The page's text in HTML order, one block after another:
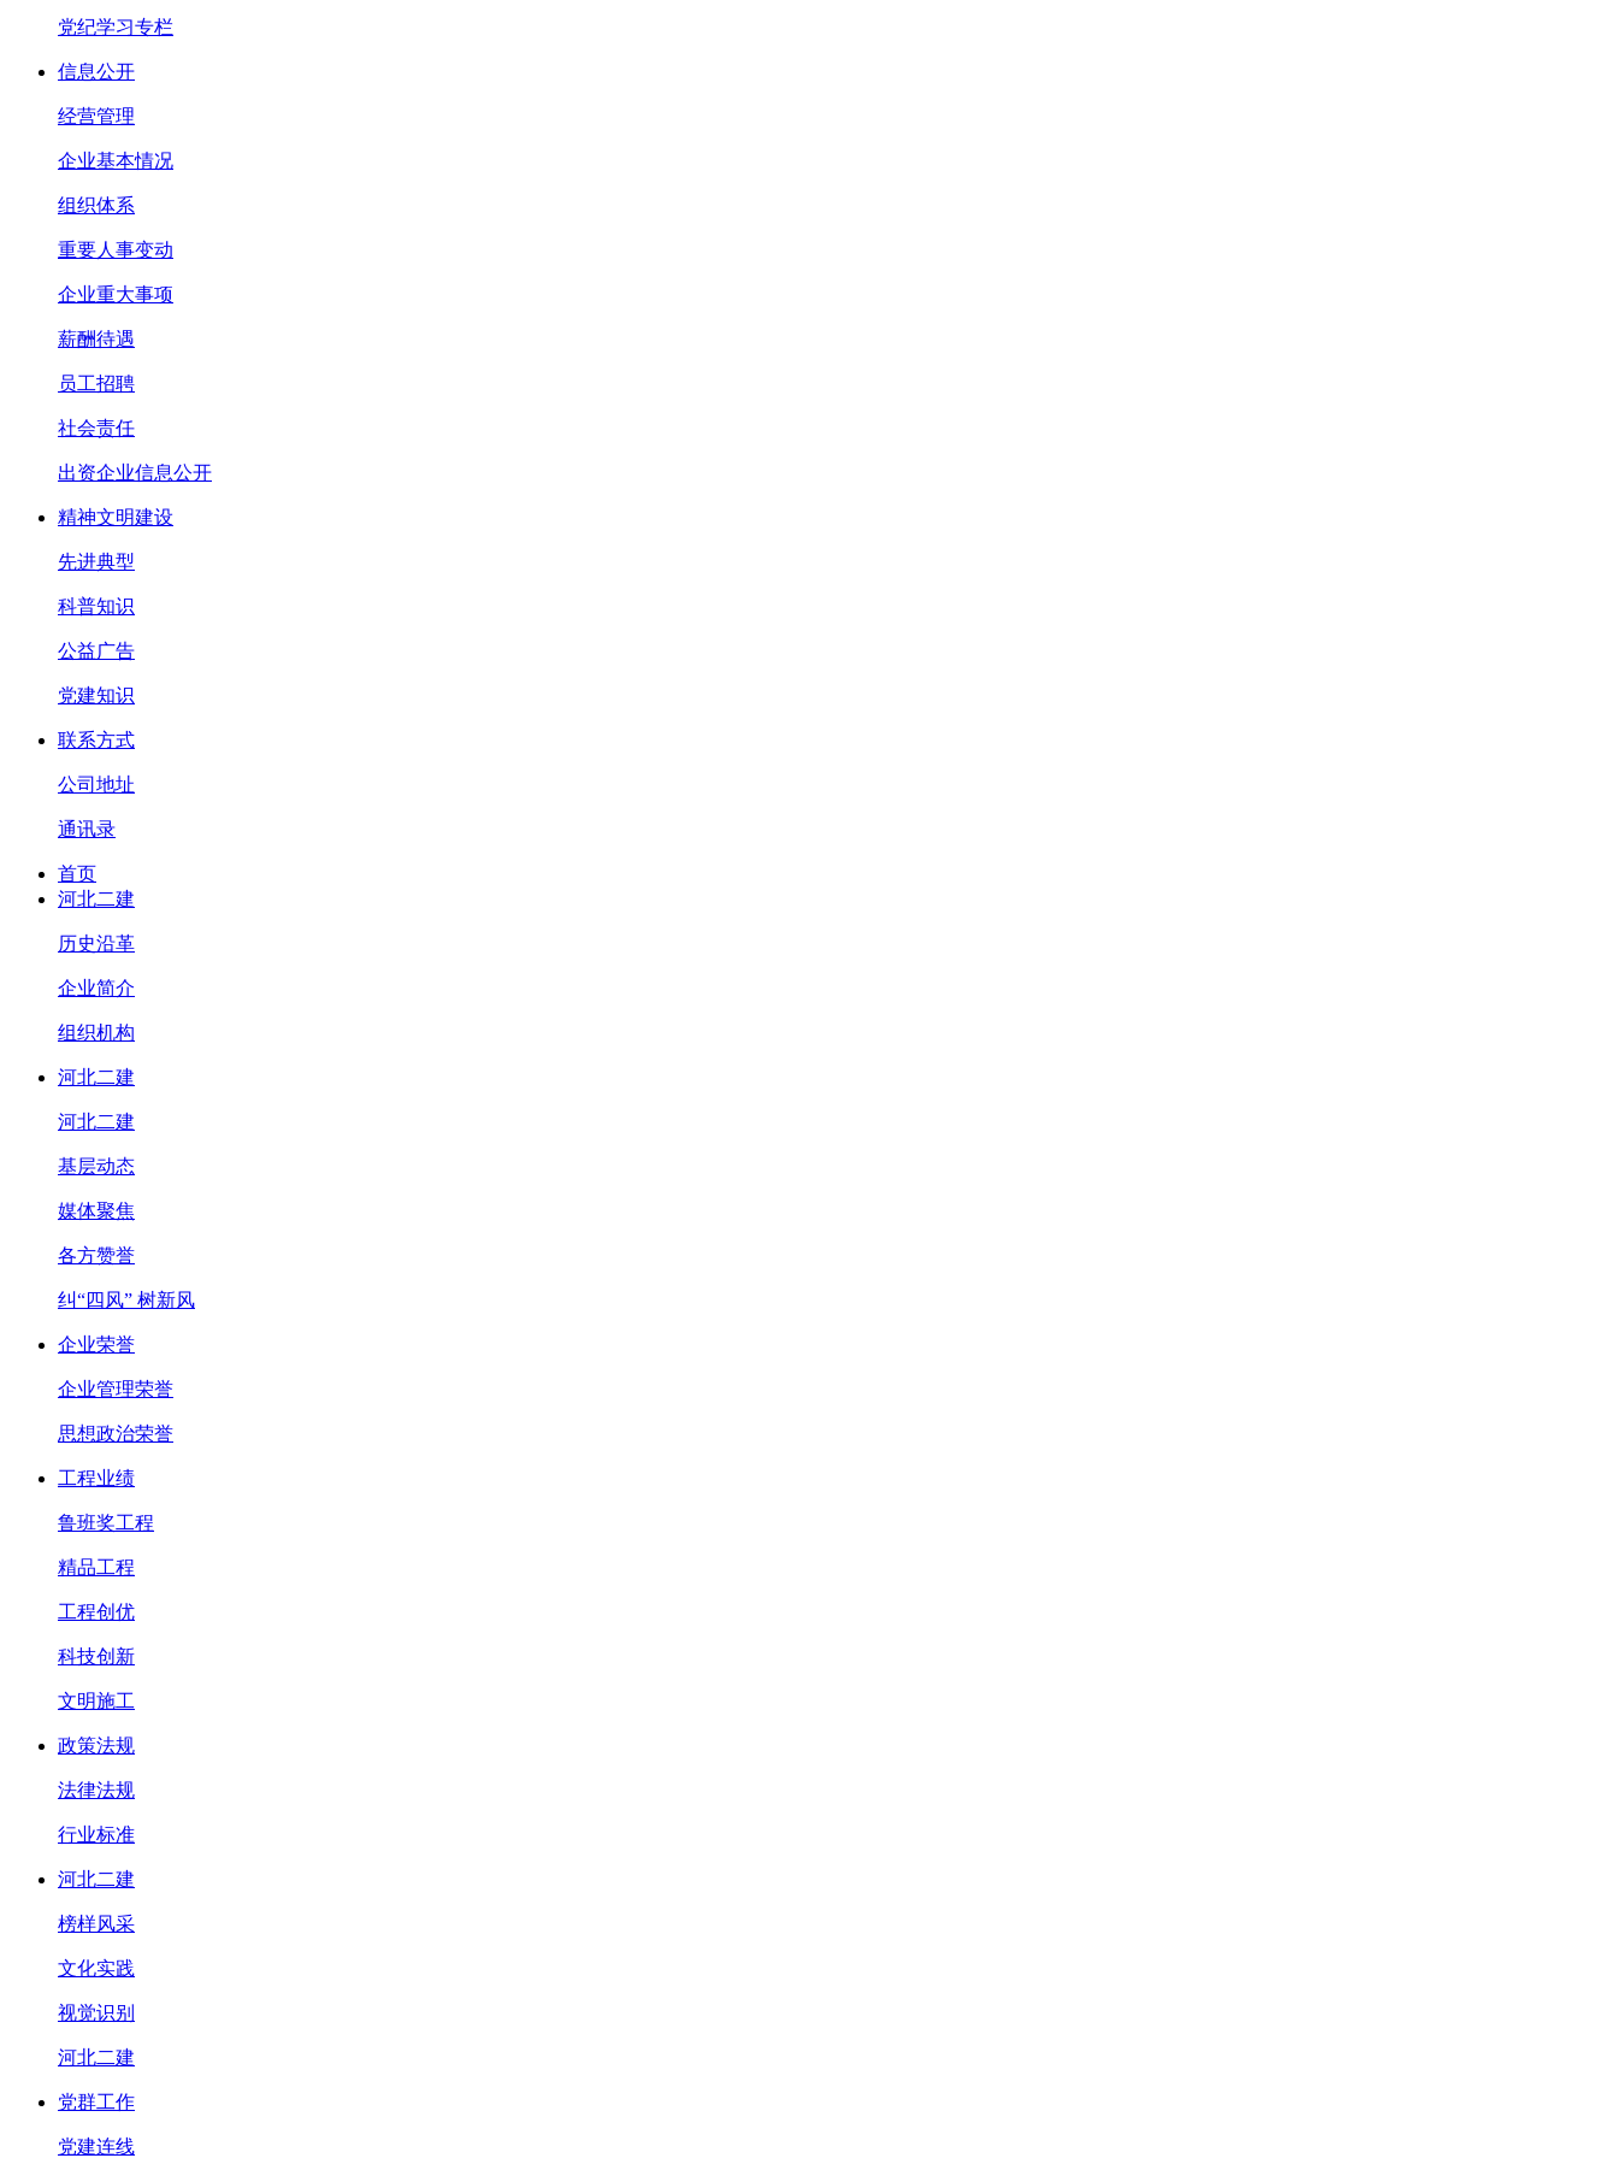
党纪学习专栏
信息公开
经营管理
企业基本情况
组织体系
重要人事变动
企业重大事项
薪酬待遇
员工招聘
社会责任
出资企业信息公开
精神文明建设
先进典型
科普知识
公益广告
党建知识
联系方式
公司地址
通讯录
首页
河北二建
历史沿革
企业简介
组织机构
河北二建
河北二建
基层动态
媒体聚焦
各方赞誉
纠“四风” 树新风
企业荣誉
企业管理荣誉
思想政治荣誉
工程业绩
鲁班奖工程
精品工程
工程创优
科技创新
文明施工
政策法规
法律法规
行业标准
河北二建
榜样风采
文化实践
视觉识别
河北二建
党群工作
党建连线